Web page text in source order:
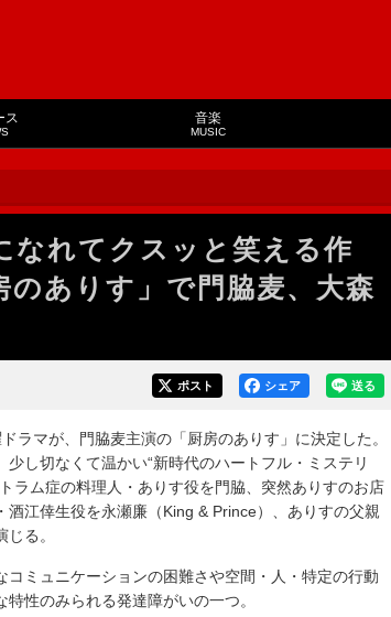
ス 音楽
MUSIC
なれてクスッと笑える作
ありす」で門脇麦、大森
送る
シェア
ポスト
マが、門脇麦主演の「厨房のありす」に決定した。
し切なくて温かい“新時代のハートフル・ミステリ
ラム症の料理人・ありす役を門脇、突然ありすのお店
江倖生役を永瀬廉（King & Prince）、ありすの父親
る。
ミュニケーションの困難さや空間・人・特定の行動
性のみられる発達障がいの一つ。